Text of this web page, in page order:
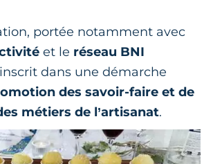
portée notamment avec
et le réseau BNI
dans une démarche
des savoir-faire et de
métiers de l’artisanat.